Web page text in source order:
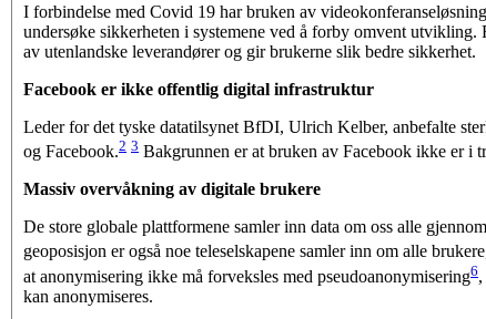
I forbindelse med Covid 19 har bruken av
undersøke sikker­heten i systemene ved å forby omvent
av utenlandske leverandører og gir brukerne slik bedre sikkerhet.
Facebook er ikke offentlig digital infrastruktur
Leder for det tyske datatilsynet BfDI, Ulrich Kelber, anbefalte
og Facebook.2 3 Bakgrunnen er at bruken av Facebook ikke er
Massiv overvåkning av digitale brukere
De store globale plattformene samler inn data om oss alle
geoposisjon er også noe teleselskapene samler inn om alle
at anonymisering ikke må forveksles med pseudoanonymisering6
kan anonymiseres.